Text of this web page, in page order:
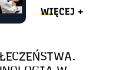
WIĘCEJ +